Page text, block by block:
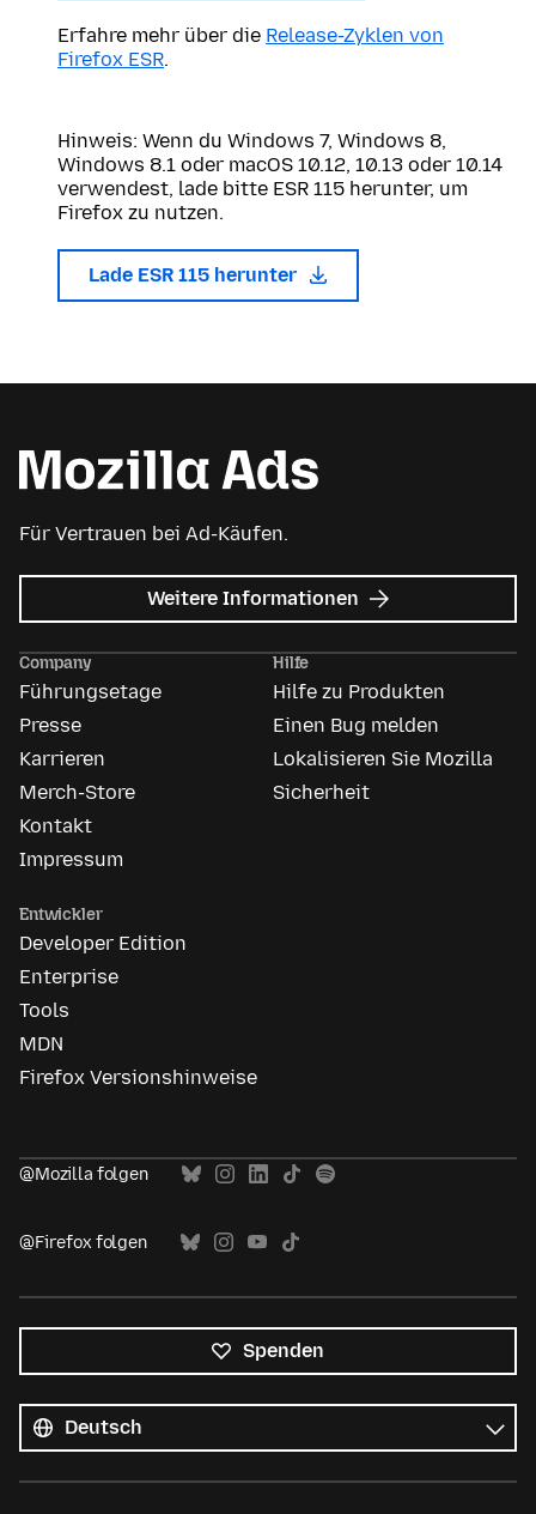
Erfahre mehr über die Release-Zyklen von
Firefox ESR.
Hinweis: Wenn du Windows 7, Windows 8,
Windows 8.1 oder macOS 10.12, 10.13 oder 10.14
verwendest, lade bitte ESR 115 herunter, um
Firefox zu nutzen.
Lade ESR 115 herunter
Für Vertrauen bei Ad-Käufen.
Weitere Informationen zu
Mozilla
Company
Führungsetage
Presse
Karrieren
Merch-Store
Kontakt
Impressum
Hilfe
Hilfe zu Produkten
Einen Bug melden
Lokalisieren Sie Mozilla
Sicherheit
Entwickler
Developer Edition
Enterprise
Tools
MDN
Firefox Versionshinweise
@Mozilla folgen
@Firefox folgen
Spenden
Sprachen
Sprache